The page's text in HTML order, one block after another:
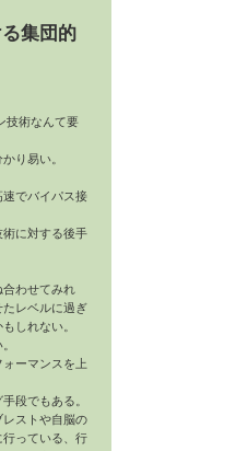
集団的
技術なんて要
り易い。
でバイパス接
に対する後手
合わせてみれ
レベルに過ぎ
しれない。
ーマンスを上
段でもある。
ストや自脳の
っている、行